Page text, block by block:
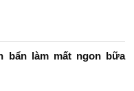
bẩn làm mất ngon bữa